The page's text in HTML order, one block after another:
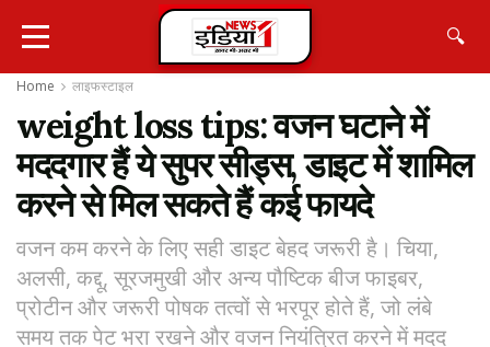
🔍
Home लाइफस्टाइल
weight loss tips: वजन घटाने में
मददगार हैं ये सुपर सीड्स, डाइट में शामिल
करने से मिल सकते हैं कई फायदे
वजन कम करने के लिए सही डाइट बेहद जरूरी है। चिया,
अलसी, कद्दू, सूरजमुखी और अन्य पौष्टिक बीज फाइबर,
प्रोटीन और जरूरी पोषक तत्वों से भरपूर होते हैं, जो लंबे
समय तक पेट भरा रखने और वजन नियंत्रित करने में मदद